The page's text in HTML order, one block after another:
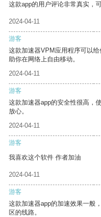
这款app的用户评论非常真实，
2024-04-11
游客
这款加速器VPM应用程序可以
助你在网络上自由移动。
2024-04-11
游客
这款加速器app的安全性很高，
放心。
2024-04-11
游客
我喜欢这个软件 作者加油
2024-04-11
游客
这款加速器app的加速效果一般
区的线路。